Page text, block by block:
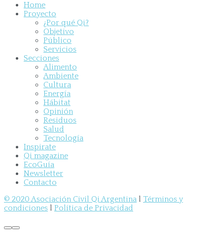
Home
Proyecto
¿Por qué Qi?
Objetivo
Público
Servicios
Secciones
Alimento
Ambiente
Cultura
Energía
Hábitat
Opinión
Residuos
Salud
Tecnología
Inspirate
Qi magazine
EcoGuía
Newsletter
Contacto
© 2020 Asociación Civil Qi Argentina l Términos y
condiciones l Política de Privacidad